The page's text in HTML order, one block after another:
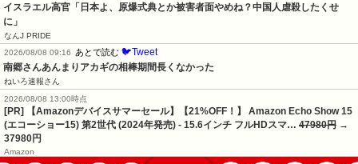
イスラエル高官「日本よ、原爆式典とか被害者面やめね？中国人虐殺したくせ
に」
なんJ PRIDE
2026/08/08 09:16
あとで読む 🐦Tweet
南郷さんあんまりアカギの相棒期間長くなかった
ねいろ速報さん
2026/08/08 13:00時点
[PR] 【Amazonデバイスサマーセール】【21%OFF！】 Amazon Echo Show 15
(エコーショー15) 第2世代 (2024年発売) - 15.6インチ フルHDスマ… 47980円 →
37980円
Amazon